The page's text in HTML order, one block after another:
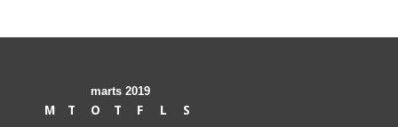
marts 2019
M T O T F L S